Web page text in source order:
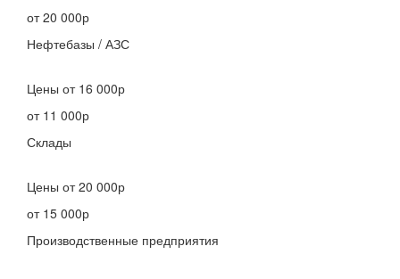
от 20 000р
Нефтебазы / АЗС
Цены от 16 000р
от 11 000р
Склады
Цены от 20 000р
от 15 000р
Производственные предприятия